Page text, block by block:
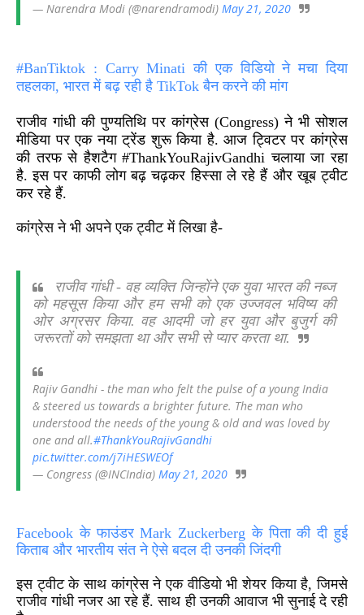
— Narendra Modi (@narendramodi) May 21, 2020
#BanTiktok : Carry Minati की एक विडियो ने मचा दिया
तहलका, भारत में बढ़ रही है TikTok बैन करने की मांग
राजीव गांधी की पुण्यतिथि पर कांग्रेस(Congress) ने भी सोशल
मीडिया पर एक नया ट्रेंड शुरू किया है. आज ट्विटर पर कांग्रेस
की तरफ से हैशटैग#ThankYouRajivGandhiचलाया जा रहा
है. इस पर काफी लोग बढ़ चढ़कर हिस्सा ले रहे हैं और खूब ट्वीट
कर रहे हैं.
कांग्रेस ने भी अपने एक ट्वीट में लिखा है-
राजीव गांधी - वह व्यक्ति जिन्होंने एक युवा भारत की नब्ज
को महसूस किया और हम सभी को एक उज्जवल भविष्य की
ओर अग्रसर किया. वह आदमी जो हर युवा और बुजुर्ग की
जरूरतों को समझता था और सभी से प्यार करता था.
Rajiv Gandhi - the man who felt the pulse of a young India
& steered us towards a brighter future. The man who
understood the needs of the young & old and was loved by
one and all.#ThankYouRajivGandhi
pic.twitter.com/j7iHESWEOf
— Congress (@INCIndia) May 21, 2020
Facebook के फाउंडर Mark Zuckerberg के पिता की दी हुई
किताब और भारतीय संत ने ऐसे बदल दी उनकी जिंदगी
इस ट्वीट के साथ कांग्रेस ने एक वीडियो भी शेयर किया है, जिमसे
राजीव गांधी नजर आ रहे हैं. साथ ही उनकी आवाज भी सुनाई दे रही